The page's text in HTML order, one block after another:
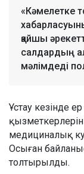
«Кәмелетке
қайшы
салдардың
мәлімдеді
Ұстау кезінде
медициналық
Осыған
толтырылды.